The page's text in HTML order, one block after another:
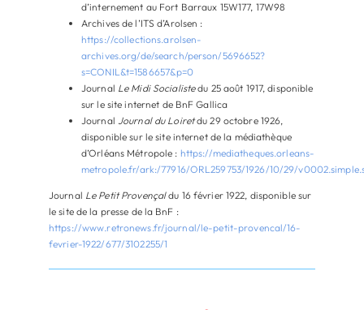
d’internement au Fort Barraux 15W177, 17W98
Archives de l’ITS d’Arolsen :
https://collections.arolsen-
archives.org/de/search/person/5696652?
s=CONIL&t=1586657&p=0
Journal Le Midi Socialistedu 25 août 1917, disponible
sur le site internet de BnF Gallica
Journal Journal du Loiretdu 29 octobre 1926,
disponible sur le site internet de la médiathèque
d’Orléans Métropole : https://mediatheques.orleans-
metropole.fr/ark:/77916/ORL259753/1926/10/29/
Journal Le Petit Provençaldu 16 février 1922, disponible sur
le site de la presse de la BnF :
https://www.retronews.fr/journal/le-petit-provencal/16-
fevrier-1922/677/3102255/1